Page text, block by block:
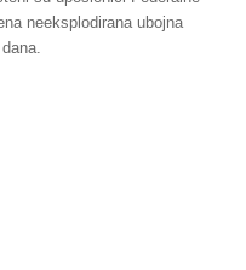
neeksplodirana ubojna